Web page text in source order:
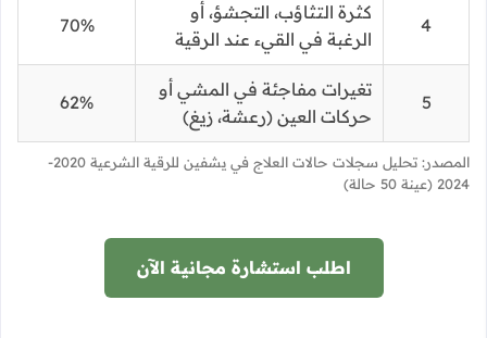
4
كثرة التثاؤب، التجشؤ، أو
الرغبة في القيء عند الرقية
70%
5
تغيرات مفاجئة في المشي أو
حركات العين (رعشة، زيغ)
62%
المصدر: تحليل سجلات حالات العلاج في يشفين للرقية الشرعية 2020-
2024 (عينة 50 حالة)
اطلب استشارة مجانية الآن